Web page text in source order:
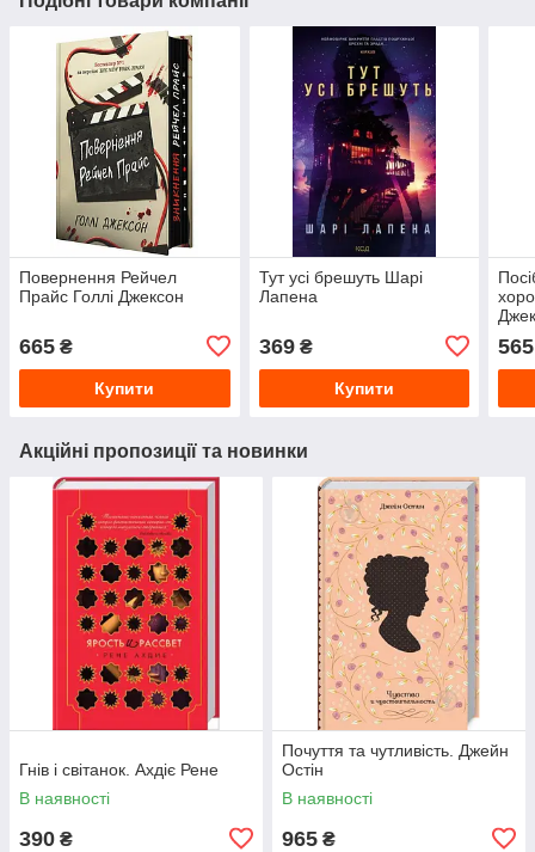
Повернення Рейчел
Прайс Голлі Джексон
665 ₴
Купити
Тут усі брешуть Шарі
Лапена
369₴
Купити
565
Акційні пропозиції та новинки
Гнів і світанок. Ахдіє Рене
В наявності
390 ₴
Почуття та чутливість. Джейн
Остін
В наявності
965 ₴